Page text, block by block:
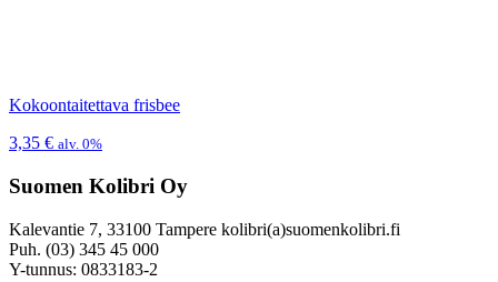
Kokoontaitettava frisbee
3,35 € alv. 0%
Suomen Kolibri Oy
Kalevantie 7, 33100 Tampere kolibri(a)suomenkolibri.fi
Puh. (03) 345 45 000
Y-tunnus: 0833183-2